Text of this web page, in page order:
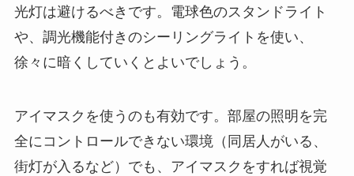
光灯は避けるべきです。電球色のスタンドライト
や、調光機能付きのシーリングライトを使い、
徐々に暗くしていくとよいでしょう。
アイマスクを使うのも有効です。部屋の照明を完
全にコントロールできない環境（同居人がいる、
街灯が入るなど）でも、アイマスクをすれば視覚